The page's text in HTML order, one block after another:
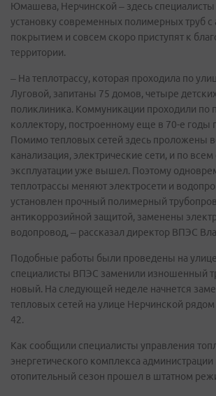
Юмашева, Нерчинской – здесь
установку современных полимерных труб
покрытием и совсем скоро приступят к
территории.
– На теплотрассу, которая проходила по
Луговой, запитаны 75 домов, четыре
поликлиника. Коммуникации проходили по
коллектору, построенному еще в 70-е годы
Помимо тепловых сетей здесь проложены
канализация, электрические сети, и по
эксплуатации уже вышел. Поэтому
теплотрассы меняют электросети и
установлен прочный полимерный
антикоррозийной защитой, заменены
водопровод, – рассказал директор ВПЭС
Подобные работы были проведены на
специалисты ВПЭС заменили изношенный
новый. На следующей неделе начнется
тепловых сетей на улице Нерчинской
42.
Как сообщили специалисты управления
энергетического комплекса
отопительный сезон прошел в штатном